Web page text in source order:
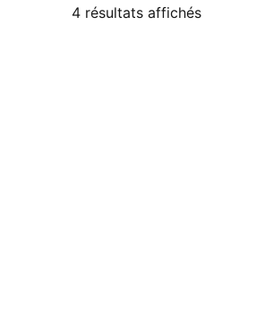
4 résultats affichés